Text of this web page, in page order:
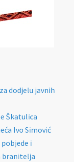
dodjelu javnih
Škatulica
Ivo Simović
i
branitelja